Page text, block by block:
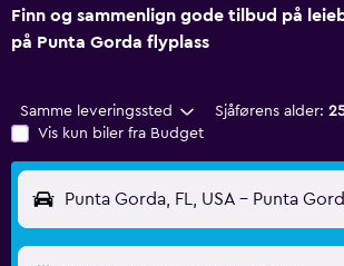
Finn og sammenlign gode tilbud på
på Punta Gorda flyplass
Samme leveringssted Sjåførens alder:
Vis kun biler fra Budget
Punta Gorda, FL, USA - Punta